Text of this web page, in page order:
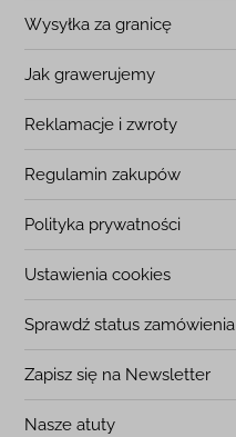
Wysyłka za granicę
Jak grawerujemy
Reklamacje i zwroty
Regulamin zakupów
Polityka prywatności
Ustawienia cookies
Sprawdź status zamówienia
Zapisz się na Newsletter
Nasze atuty